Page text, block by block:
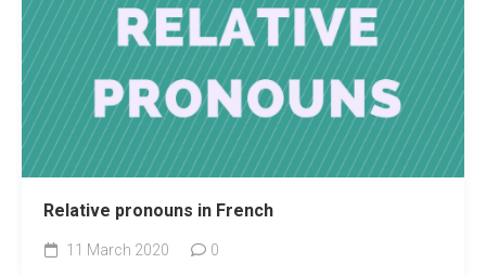
Relative pronouns in French
11 March 2020 0